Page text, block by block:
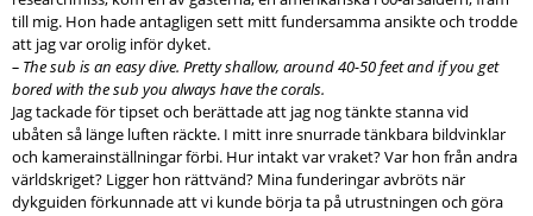
till mig. Hon hade antagligen sett mitt fundersamma ansikte och trodde
att jag var orolig inför dyket.
– The sub is an easy dive. Pretty shallow, around 40-50 feet and if you get
bored with the sub you always have the corals.
Jag tackade för tipset och berättade att jag nog tänkte stanna vid
ubåten så länge luften räckte. I mitt inre snurrade tänkbara bildvinklar
och kamerainställningar förbi. Hur intakt var vraket? Var hon från andra
världskriget? Ligger hon rättvänd? Mina funderingar avbröts när
dykguiden förkunnade att vi kunde börja ta på utrustningen och göra